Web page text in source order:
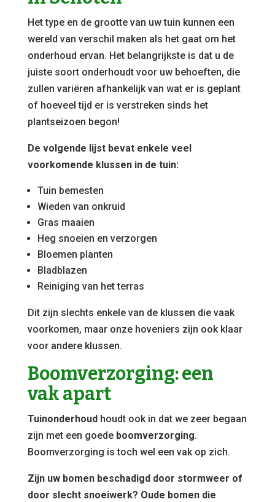
Het type en de grootte van uw tuin kunnen een
wereld van verschil maken als het gaat om het
onderhoud ervan. Het belangrijkste is dat u de
juiste soort onderhoudt voor uw behoeften, die
zullen variëren afhankelijk van wat er is geplant
of hoeveel tijd er is verstreken sinds het
plantseizoen begon!
De volgende lijst bevat enkele veel
voorkomende klussen in de tuin:
Tuin bemesten
Wieden van onkruid
Gras maaien
Heg snoeien en verzorgen
Bloemen planten
Bladblazen
Reiniging van het terras
Dit zijn slechts enkele van de klussen die vaak
voorkomen, maar onze hoveniers zijn ook klaar
voor andere klussen.
Boomverzorging: een
vak apart
Tuinonderhoudhoudt ook in dat we zeer begaan
zijn met een goede boomverzorging.
Boomverzorging is toch wel een vak op zich.
Zijn uw bomen beschadigd door stormweer of
door slecht snoeiwerk? Oude bomen die